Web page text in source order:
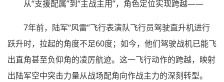
从“支援配属”到“主战主用”，角色定位实现跨越——
7年前，陆军“风雷”飞行表演队飞行员驾驶直升机进行
跃升时，拉起的角度不足60度；如今，他们驾驶战机已能飞
出直角甚至负仰角的凌厉航迹。这一飞行动作的跨越，映射
出陆军空中突击力量从战场配角向作战主力的深刻转型。